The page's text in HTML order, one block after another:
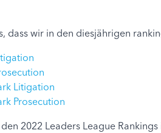
dass wir in den diesjährigen
Litigation
Prosecution
2022 Leaders League